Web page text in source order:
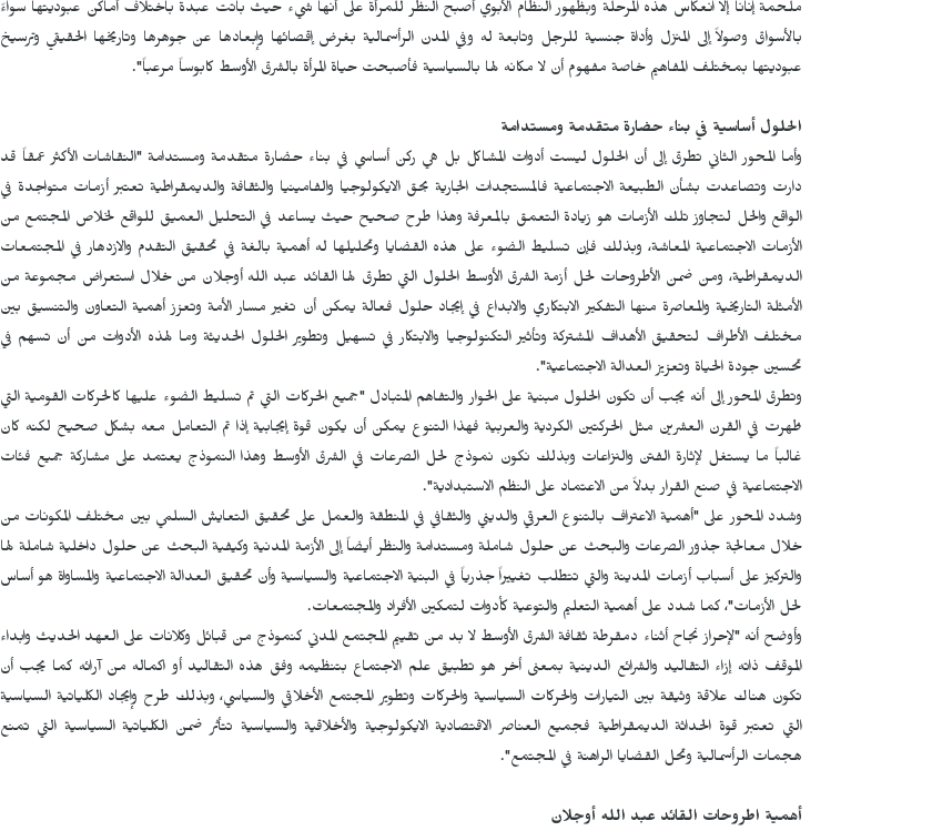
ملحمة إنانا إلا انعكاس هذه المرحلة وبظهور النظام الأبوي أصبح النظر للمرأة على أنها شيء حيث باتت عبدة باختلاف أماكن عبوديتها سواءً
بالأسواق وصولاً إلى المنزل وأداة جنسية للرجل وتابعة له وفي المدن الرأسمالية بغرض إقصائها وإبعادها عن جوهرها وتاريخها الحقيقي وترسيخ
عبوديتها بمختلف المفاهيم خاصة مفهوم أن لا مكانه لها بالسياسية فأصبحت حياة المرأة بالشرق الأوسط كابوساً مرعباً".
الحلول أساسية في بناء حضارة متقدمة ومستدامة
وأما المحور الثاني تطرق إلى أن الحلول ليست أدوات المشاكل بل هي ركن أساسي في بناء حضارة متقدمة ومستدامة "النقاشات الأكثر عمقاً قد
دارت وتصاعدت بشأن الطبيعة الاجتماعية فالمستجدات الجارية بحق الايكولوجيا والفامينيا والثقافة والديمقراطية تعتبر أزمات متواجدة في
الواقع والحل لتجاوز تلك الأزمات هو زيادة التعمق بالمعرفة وهذا طرح صحيح حيث يساعد في التحليل العميق للواقع لخلاص المجتمع من
الأزمات الاجتماعية المعاشة، وبذلك فإن تسليط الضوء على هذه القضايا وتحليلها له أهمية بالغة في تحقيق التقدم والازدهار في المجتمعات
الديمقراطية، ومن ضمن الأطروحات لحل أزمة الشرق الأوسط الحلول التي تطرق لها القائد عبد الله أوجلان من خلال استعراض مجموعة من
الأمثلة التاريخية والمعاصرة منها التفكير الابتكاري والابداع في إيجاد حلول فعالة يمكن أن تغير مسار الأمة وتعزز أهمية التعاون والتنسيق بين
مختلف الأطراف لتحقيق الأهداف المشتركة وتأثير التكنولوجيا والابتكار في تسهيل وتطوير الحلول الحديثة وما لهذه الأدوات من أن تسهم في
تحسين جودة الحياة وتعزيز العدالة الاجتماعية".
وتطرق المحور إلى أنه يجب أن تكون الحلول مبنية على الحوار والتفاهم المتبادل "جميع الحركات التي تم تسليط الضوء عليها كالحركات القومية التي
ظهرت في القرن العشرين مثل الحركتين الكردية والعربية فهذا التنوع يمكن أن يكون قوة إيجابية إذا تم التعامل معه بشكل صحيح لكنه كان
غالباً ما يستغل لإثارة الفتن والنزاعات وبذلك نكون نموذج لحل الصرعات في الشرق الأوسط وهذا النموذج يعتمد على مشاركة جميع فئات
الاجتماعية في صنع القرار بدلاً من الاعتماد على النظم الاستبدادية".
وشدد المحور على "أهمية الاعتراف بالتنوع العرقي والديني والثقافي في المنطقة والعمل على تحقيق التعايش السلمي بين مختلف المكونات من
خلال معالجة جذور الصرعات والبحث عن حلول شاملة ومستدامة والنظر أيضاً إلى الأزمة المدنية وكيفية البحث عن حلول داخلية شاملة لها
والتركيز على أسباب أزمات المدينة والتي تتطلب تغييراً جذرياً في البنية الاجتماعية والسياسية وأن تحقيق العدالة الاجتماعية والمساواة هو أساس
لحل الأزمات"، كما شدد على أهمية التعليم والتوعية كأدوات لتمكين الأفراد والمجتمعات.
وأوضح أنه "لإحراز نجاح أثناء دمقرطة ثقافة الشرق الأوسط لا بد من تقييم المجتمع المدني كنموذج من قبائل وكلانات على العهد الحديث وابداء
الموقف ذاته إزاء التقاليد والشرائع الدينية بمعنى أخر هو تطبيق علم الاجتماع بتنظيمه وفق هذه التقاليد أو اكماله من آرائه كما يجب أن
تكون هناك علاقة وثيقة بين التيارات والحركات السياسية والحركات وتطوير المجتمع الأخلاقي والسياسي، وبذلك طرح وإيجاد الكلياتية السياسية
التي تعتبر قوة الحداثة الديمقراطية فجميع العناصر الاقتصادية الايكولوجية والأخلاقية والسياسية تتأثر ضمن الكلياتية السياسية التي تمنع
هجمات الرأسمالية وتحل القضايا الراهنة في المجتمع".
أهمية اطروحات القائد عبد الله أوجلان